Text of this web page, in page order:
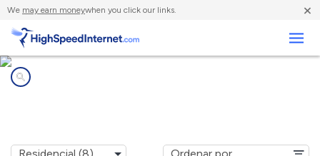
We may earn moneywhen you click our links. ×